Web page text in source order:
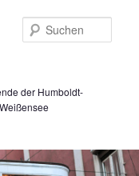
der Humboldt-